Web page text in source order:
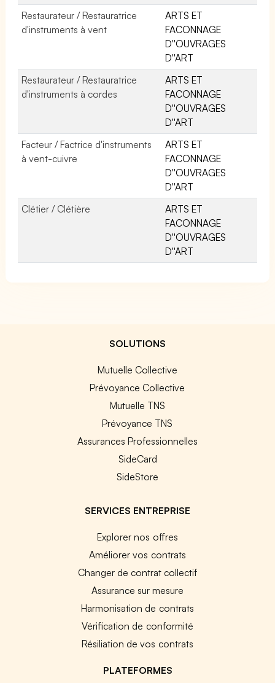
Restaurateur / Restauratrice
d'instruments à vent
ARTS ET
FACONNAGE
D''OUVRAGES
D''ART
Restaurateur / Restauratrice
d'instruments à cordes
ARTS ET
FACONNAGE
D''OUVRAGES
D''ART
Facteur / Factrice d'instruments
à vent-cuivre
ARTS ET
FACONNAGE
D''OUVRAGES
D''ART
Clétier / Clétière
ARTS ET
FACONNAGE
D''OUVRAGES
D''ART
SOLUTIONS
Mutuelle Collective
Prévoyance Collective
Mutuelle TNS
Prévoyance TNS
Assurances Professionnelles
SideCard
SideStore
SERVICES ENTREPRISE
Explorer nos offres
Améliorer vos contrats
Changer de contrat collectif
Assurance sur mesure
Harmonisation de contrats
Vérification de conformité
Résiliation de vos contrats
PLATEFORMES